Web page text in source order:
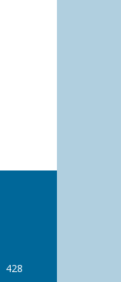
428